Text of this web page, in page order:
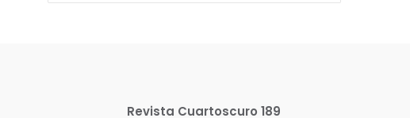
Revista Cuartoscuro 189